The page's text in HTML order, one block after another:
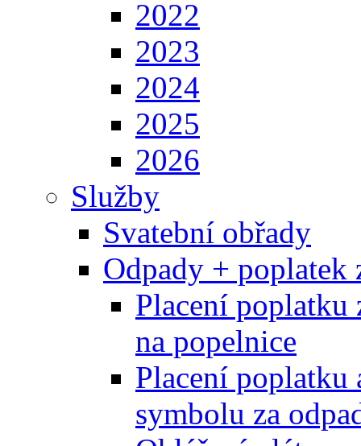
2022
2023
2024
2025
2026
Služby
Svatební obřady
Odpady + poplatek
Placení poplatku
na popelnice
Placení poplatku
symbolu za